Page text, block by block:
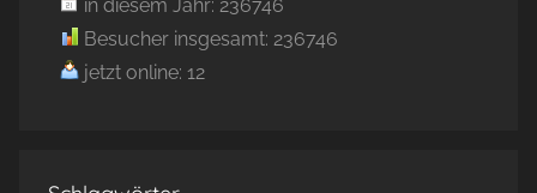
in diesem Jahr: 236746
Besucher insgesamt: 236746
jetzt online: 12